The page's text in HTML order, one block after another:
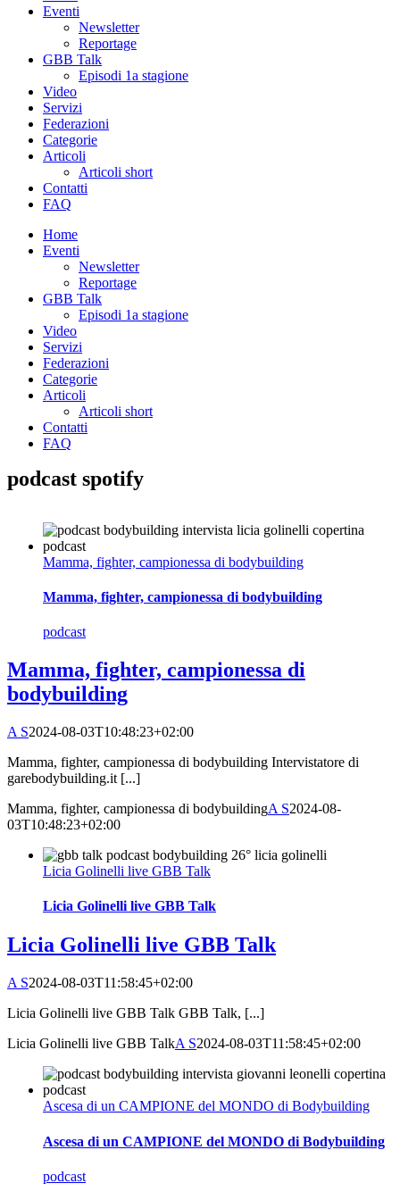
Eventi
Newsletter
Reportage
GBB Talk
Episodi 1a stagione
Video
Servizi
Federazioni
Categorie
Articoli
Articoli short
Contatti
FAQ
Home
Eventi
Newsletter
Reportage
GBB Talk
Episodi 1a stagione
Video
Servizi
Federazioni
Categorie
Articoli
Articoli short
Contatti
FAQ
podcast spotify
Mamma, fighter, campionessa di bodybuilding
Mamma, fighter, campionessa di bodybuilding
podcast
Mamma, fighter, campionessa di
bodybuilding
A S2024-08-03T10:48:23+02:00
Mamma, fighter, campionessa di bodybuilding Intervistatore di
garebodybuilding.it [...]
Mamma, fighter, campionessa di bodybuildingA S2024-08-
03T10:48:23+02:00
Licia Golinelli live GBB Talk
Licia Golinelli live GBB Talk
Licia Golinelli live GBB Talk
A S2024-08-03T11:58:45+02:00
Licia Golinelli live GBB Talk GBB Talk, [...]
Licia Golinelli live GBB TalkA S2024-08-03T11:58:45+02:00
Ascesa di un CAMPIONE del MONDO di Bodybuilding
Ascesa di un CAMPIONE del MONDO di Bodybuilding
podcast